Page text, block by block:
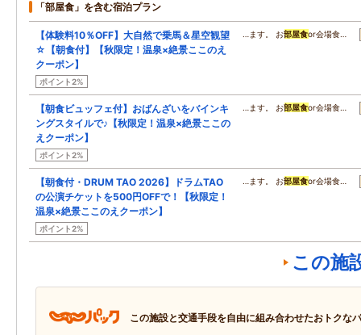
「部屋食」を含む宿泊プラン
【体験料10％OFF】大自然で乗馬＆星空観望
☆【朝食付】【秋限定！温泉×絶景ここのえ
クーポン】
ポイント2%
…ます。 お部屋食or会場食…
【朝食ビュッフェ付】おばんざいをバインキ
ングスタイルで♪【秋限定！温泉×絶景ここの
えクーポン】
ポイント2%
…ます。 お部屋食or会場食…
【朝食付・DRUM TAO 2026】ドラムTAO
の公演チケットを500円OFFで！【秋限定！
温泉×絶景ここのえクーポン】
ポイント2%
…ます。 お部屋食or会場食…
この施
この施設と交通手段を自由に組み合わせたおトクな